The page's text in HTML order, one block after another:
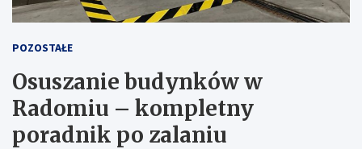
POZOSTAŁE
Osuszanie budynków w
Radomiu – kompletny
poradnik po zalaniu